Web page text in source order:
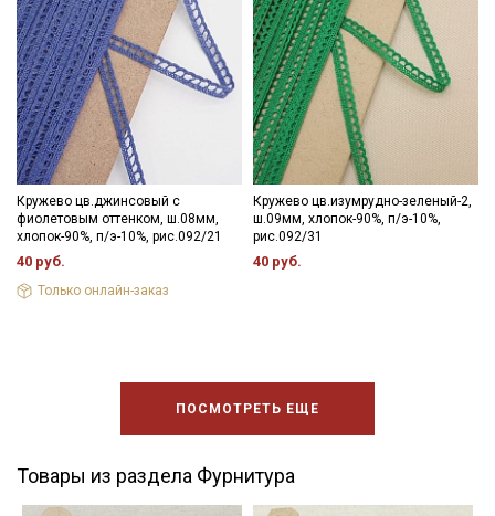
Кружево цв.джинсовый с
фиолетовым оттенком, ш.08мм,
хлопок-90%, п/э-10%, рис.092/21
40 руб.
Только онлайн-заказ
Кружево цв.изумрудно-зеленый-2,
ш.09мм, хлопок-90%, п/э-10%,
рис.092/31
40 руб.
ПОСМОТРЕТЬ ЕЩЕ
Товары из раздела Фурнитура